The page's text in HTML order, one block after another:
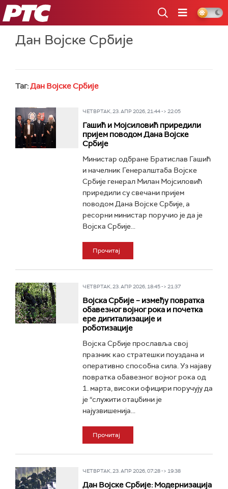
РТС
Дан Војске Србије
Таг:Дан Војске Србије
ЧЕТВРТАК, 23. АПР 2026, 21:44 -> 22:05
Гашић и Мојсиловић приредили
пријем поводом Дана Војске
Србије
Министар одбране Братислав Гашић
и начелник Генералштаба Војске
Србије генерал Милан Мојсиловић
приредили су свечани пријем
поводом Дана Војске Србије, а
ресорни министар поручио је да је
Војска Србије...
Прочитај
ЧЕТВРТАК, 23. АПР 2026, 18:45 -> 21:37
Војскa Србије – између повратка
обавезног војног рока и почетка
ере дигитализације и
роботизације
Војска Србије прославља свој
празник као стратешки поуздана и
оперативно способна сила. Уз најаву
повратка обавезног војног рока од
1. марта, високи официри поручују да
је “служити отаџбини је
најузвишенија...
Прочитај
ЧЕТВРТАК, 23. АПР 2026, 07:28 -> 19:38
Дан Војске Србије: Модернизација